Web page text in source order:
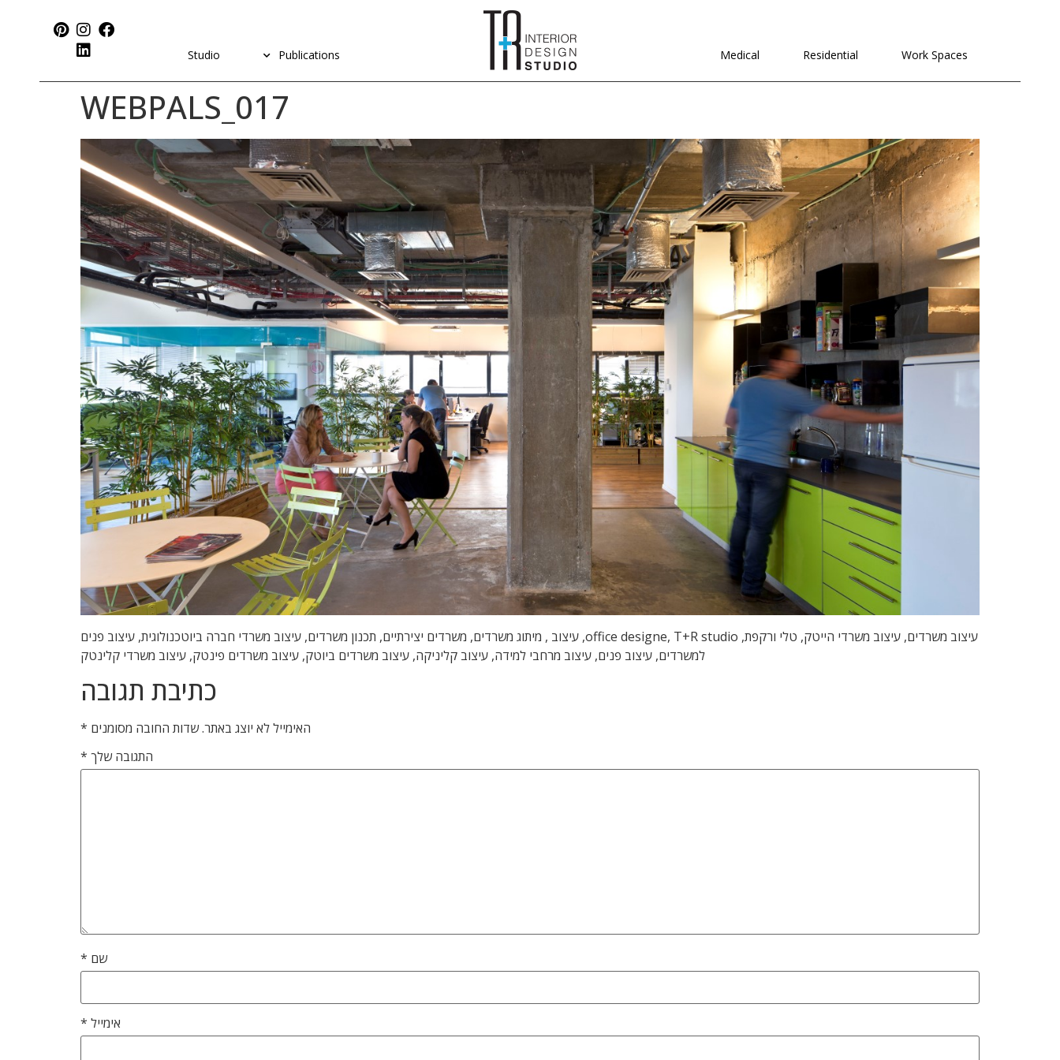
Work Spaces
Residential
Medical
Publications
Studio
WEBPALS_017
עיצוב משרדים, עיצוב משרדי הייטק, טלי ורקפת, office designe, T+R studio, עיצוב , מיתוג משרדים, משרדים יצירתיים, תכנון משרדים, עיצוב משרדי חברה ביוטכנולוגית, עיצוב פנים
למשרדים, עיצוב פנים, עיצוב מרחבי למידה, עיצוב קליניקה, עיצוב משרדים ביוטק, עיצוב משרדים פינטק, עיצוב משרדי קלינטק
כתיבת תגובה
האימייל לא יוצג באתר.שדות החובה מסומנים *
התגובה שלך *
שם *
אימייל *